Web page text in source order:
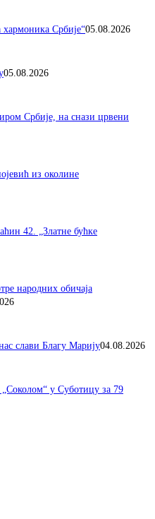
Србије“05.08.2026
05.08.2026
Србије, на снази црвени
из околине
42. „Златне бућке
народних обичаја
слави Благу Марију04.08.2026
у Суботицу за 79